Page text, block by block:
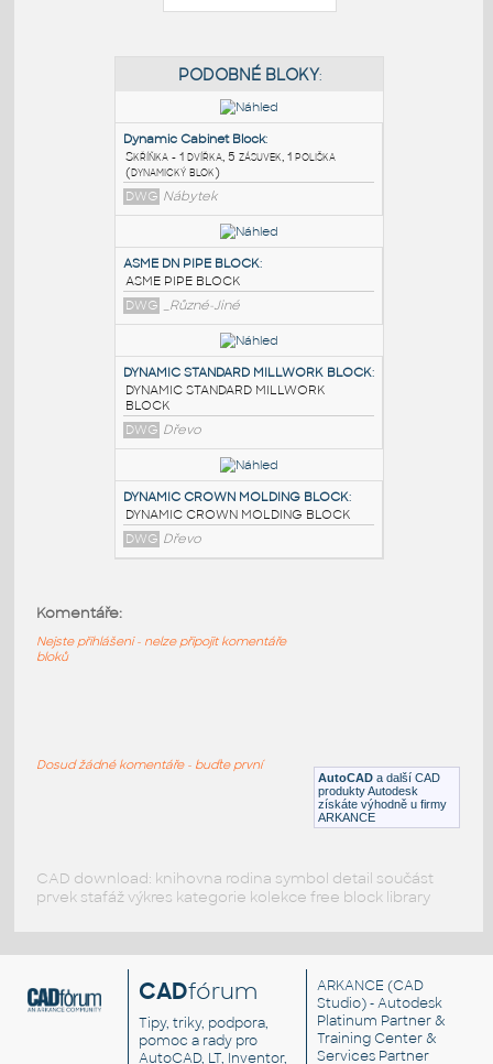
PODOBNÉ BLOKY:
Dynamic Cabinet Block:
Skříňka - 1 dvířka, 5 zásuvek, 1 poliška
(dynamický blok)
DWG Nábytek
ASME DN PIPE BLOCK
ASME PIPE BLOCK
DWG _Různé-Jiné
BLOCK
DYNAMIC CROWN MOLDING BLOCK
AutoCAD a další CAD
produkty Autodesk
získáte výhodně u firmy
ARKANCE
Komentáře:
Nejste přihlášeni - nelze připojit komentáře
bloků
Dosud žádné komentáře - buďte první
CAD download: knihovna rodina symbol detail součást
prvek stafáž výkres kategorie kolekce free block library
CADfórum
Tipy, triky, podpora,
pomoc a rady pro
AutoCAD, LT, Inventor,
ARKANCE (CAD
Studio) - Autodesk
Platinum Partner &
Training Center &
Services Partner